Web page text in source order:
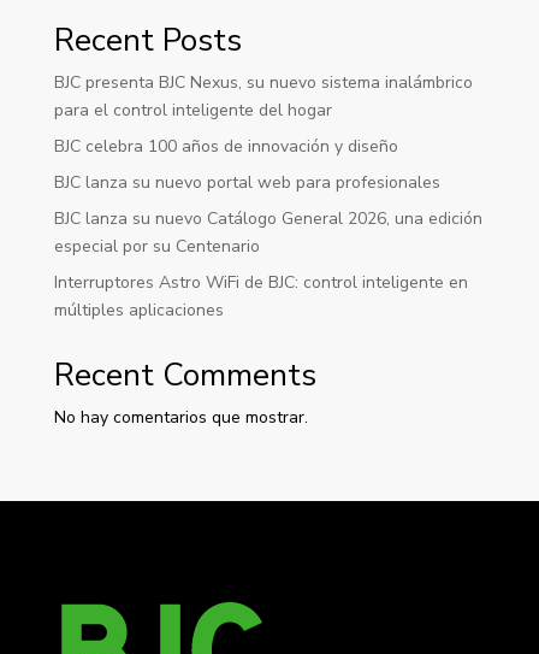
Recent Posts
BJC presenta BJC Nexus, su nuevo sistema inalámbrico
para el control inteligente del hogar
BJC celebra 100 años de innovación y diseño
BJC lanza su nuevo portal web para profesionales
BJC lanza su nuevo Catálogo General 2026, una edición
especial por su Centenario
Interruptores Astro WiFi de BJC: control inteligente en
múltiples aplicaciones
Recent Comments
No hay comentarios que mostrar.